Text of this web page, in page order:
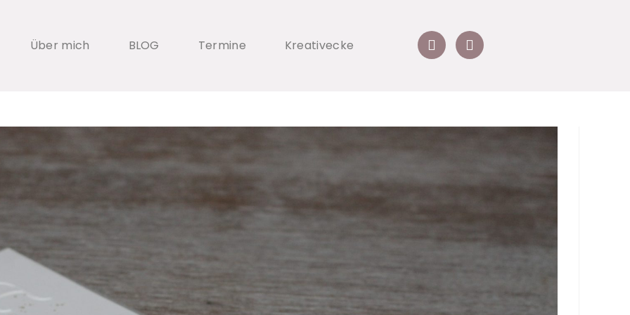
Über mich BLOG Termine Kreativecke